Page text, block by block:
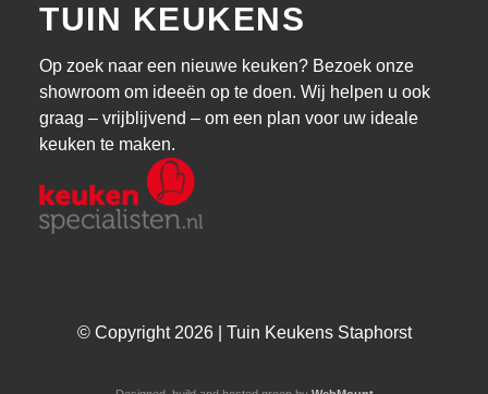
TUIN KEUKENS
Op zoek naar een nieuwe keuken? Bezoek onze
showroom om ideeën op te doen. Wij helpen u ook
graag – vrijblijvend – om een plan voor uw ideale
keuken te maken.
© Copyright 2026 | Tuin Keukens Staphorst